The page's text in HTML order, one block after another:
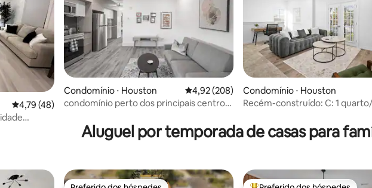
4,79 de uma avaliação média de 5, 48 avaliações
4,79 (48)
Condomínio ⋅ Houston 4,92 de uma avaliação média de 5, 208
4,92 (208)
condomínio perto dos principais centros
Condomínio ⋅ Houston
Recém-construído: C: 1
Houston
Aluguel por temporada de casas para